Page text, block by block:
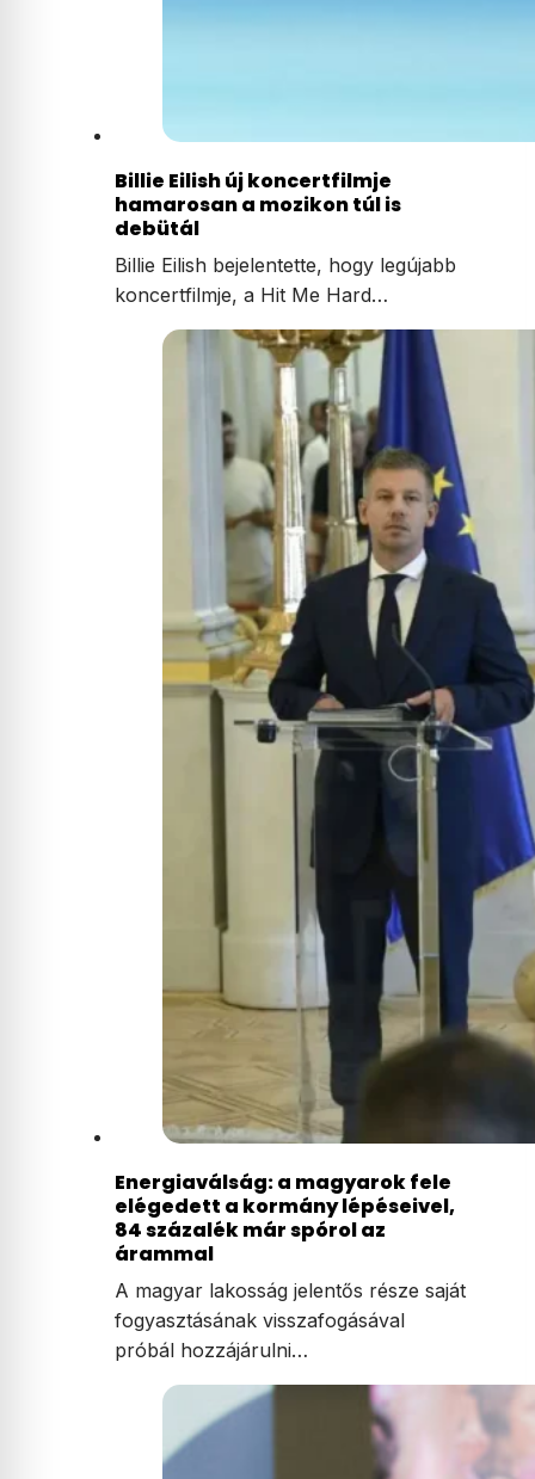
Billie Eilish új koncertfilmje
hamarosan a mozikon túl is
debütál
Billie Eilish bejelentette, hogy legújabb
koncertfilmje, a Hit Me Hard…
Energiaválság: a magyarok fele
elégedett a kormány lépéseivel,
84 százalék már spórol az
árammal
A magyar lakosság jelentős része saját
fogyasztásának visszafogásával
próbál hozzájárulni…